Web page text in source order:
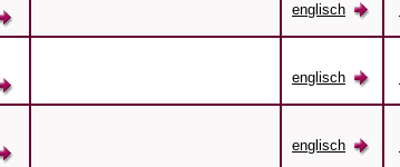
englisch
englisch
englisch